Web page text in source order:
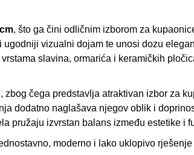
, što ga čini odličnim izborom za
ugodniji vizualni dojam te unosi dozu
slavina, ormarića i keramičkih
, zbog čega predstavlja atraktivan izbor za
dodatno naglašava njegov oblik i
pružaju izvrstan balans između estetike i
moderno i lako uklopivo